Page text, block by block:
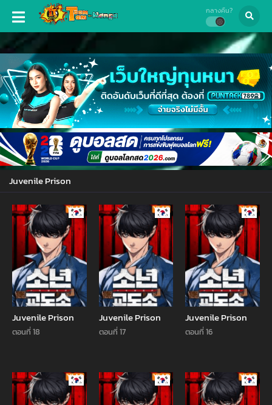
กลางคืน?
Juvenile Prison
Manhwa
Juvenile Prison
ตอนที่ 18
Manhwa
Juvenile Prison
ตอนที่ 17
Juvenile Prison
ตอนที่ 16
Manhwa Manhwa